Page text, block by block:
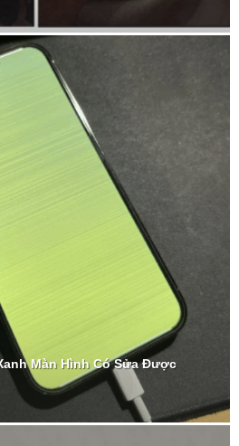
Màn Hình Có Sửa Được